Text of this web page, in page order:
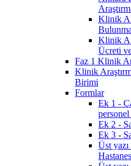
Klinik
Klinik
Ücreti
Faz 1 Klinik
Klinik
Birimi
Formlar
Ek 1 -
personel
Ek 2 -
Ek 3 -
Üst